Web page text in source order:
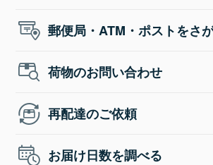
郵便局・ATM・ポストをさ
荷物のお問い合わせ
再配達のご依頼
お届け日数を調べる